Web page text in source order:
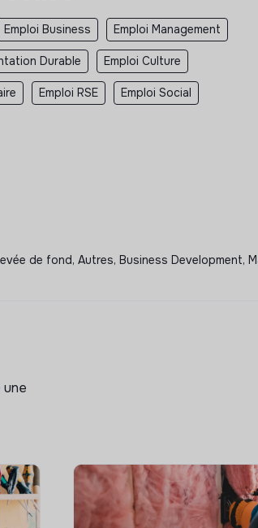
Emploi Business Emploi Management
Durable Emploi Culture
Emploi RSE Emploi Social
de fond, Autres, Business Development,
une